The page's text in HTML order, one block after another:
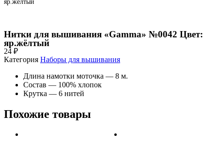
яр.жёлтый
Нитки для вышивания «Gamma» №0042 Цвет:
яр.жёлтый
24 ₽
Категория Наборы для вышивания
Длина намотки моточка — 8 м.
Состав — 100% хлопок
Крутка — 6 нитей
Похожие товары